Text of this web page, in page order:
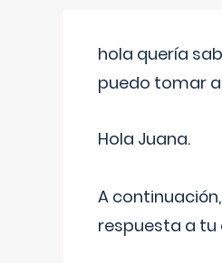
hola quería
puedo tomar
Hola Juana.
A
respuesta a tu